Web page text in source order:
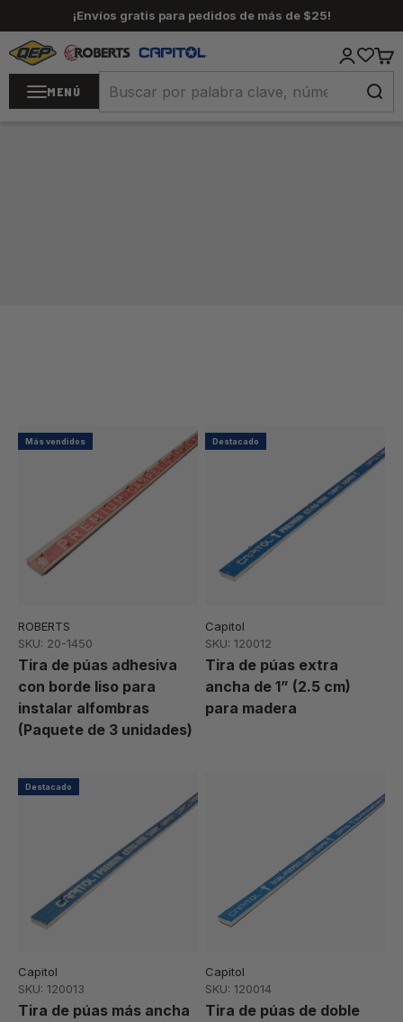
Ir al contenido¡Envíos gratis para pedidos de más de $25!
MENÚ
QEP / ROBERTS / Capitol Iniciar
Más vendidos
ROBERTS
SKU: 20-1450
Tira de púas adhesiva
con borde liso para
instalar alfombras
(Paquete de 3 unidades)
Destacado
Capitol
SKU: 120012
Tira de púas extra
ancha de 1” (2.5 cm)
para madera
Destacado
Capitol
SKU: 120013
Tira de púas más ancha
Capitol
SKU: 120014
Tira de púas de doble